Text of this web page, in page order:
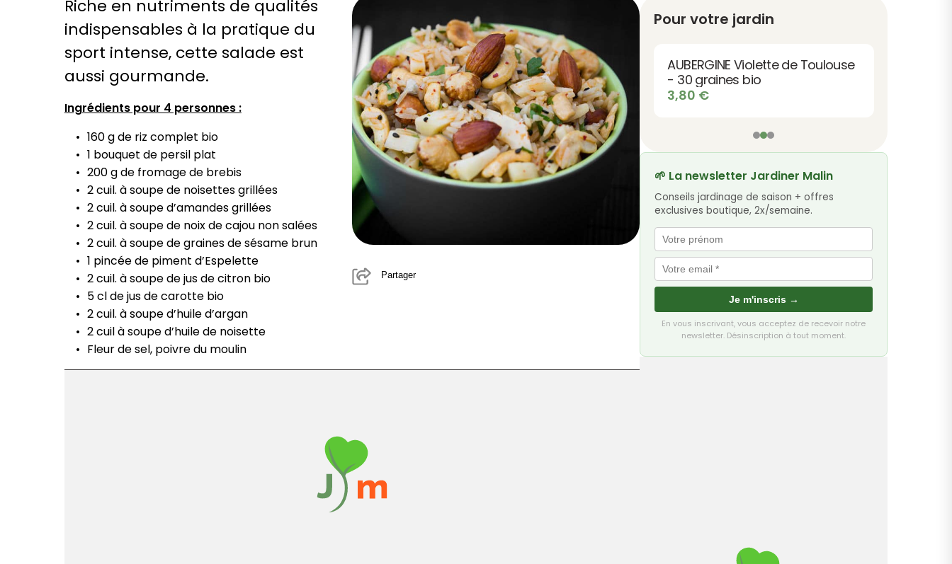
Partager
Riche en nutriments de qualités
indispensables à la pratique du
sport intense, cette salade est
aussi gourmande.
Ingrédients pour 4 personnes :
160 g de riz complet bio
1 bouquet de persil plat
200 g de fromage de brebis
2 cuil. à soupe de noisettes grillées
2 cuil. à soupe d’amandes grillées
2 cuil. à soupe de noix de cajou non salées
2 cuil. à soupe de graines de sésame brun
1 pincée de piment d’Espelette
2 cuil. à soupe de jus de citron bio
5 cl de jus de carotte bio
2 cuil. à soupe d’huile d’argan
2 cuil à soupe d’huile de noisette
Fleur de sel, poivre du moulin
Pour votre jardin
AUBERGINE Violette de Toulouse
- 30 graines bio
3,80 €
🌱 La newsletter Jardiner Malin
Conseils jardinage de saison + offres
exclusives boutique, 2x/semaine.
Je m'inscris →
En vous inscrivant, vous acceptez de recevoir notre
newsletter. Désinscription à tout moment.